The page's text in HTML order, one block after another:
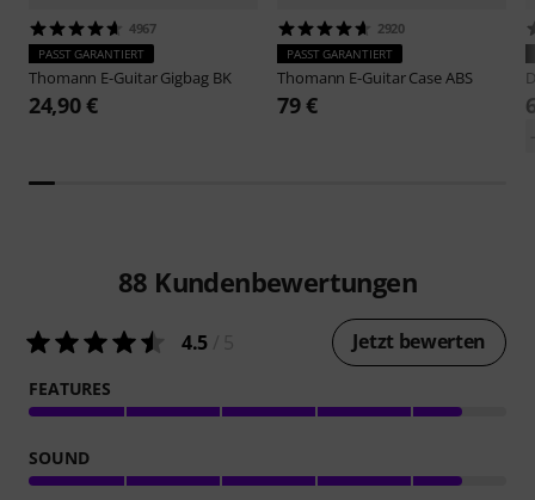
4967
PASST GARANTIERT
Thomann E-Guitar Gigbag BK
24,90 €
2920
PASST GARANTIERT
Thomann E-Guitar Case ABS
79 €
88 Kundenbewertungen
4.5 Jetzt bewerten
FEATURES
SOUND